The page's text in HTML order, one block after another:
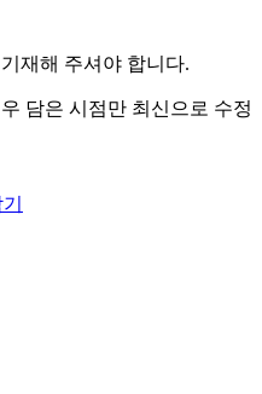
재해 주셔야 합니다.
담은 시점만 최신으로 수정